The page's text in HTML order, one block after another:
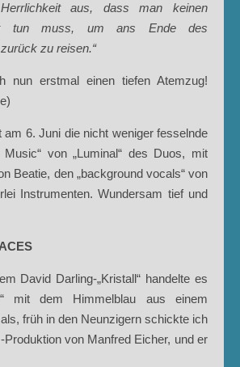
aus, dass man keinen
tun muss, um ans Ende des
zu reisen.“
nun erstmal einen tiefen Atemzug!
am 6. Juni die nicht weniger fesselnde
Music“ von „Luminal“ des Duos, mit
Beatie, den „background vocals“ von
Instrumenten. Wundersam tief und
David Darling-„Kristall“ handelte es
mit dem Himmelblau aus einem
früh in den Neunzigern schickte ich
von Manfred Eicher, und er